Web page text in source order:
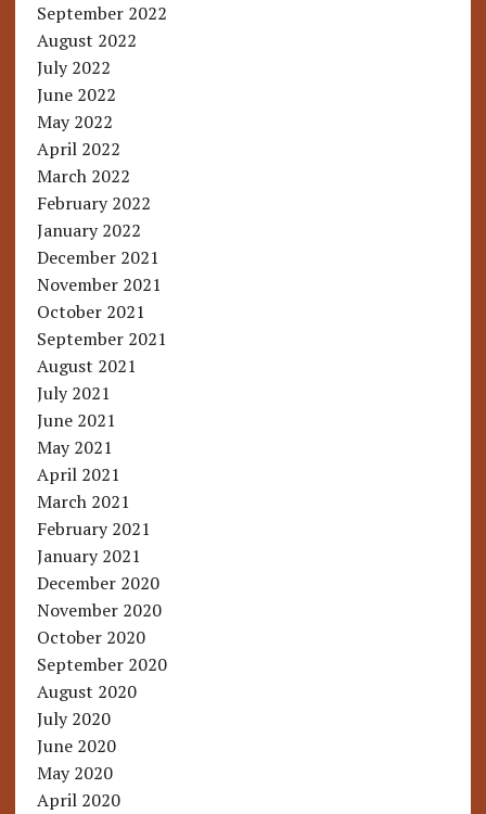
September 2022
August 2022
July 2022
June 2022
May 2022
April 2022
March 2022
February 2022
January 2022
December 2021
November 2021
October 2021
September 2021
August 2021
July 2021
June 2021
May 2021
April 2021
March 2021
February 2021
January 2021
December 2020
November 2020
October 2020
September 2020
August 2020
July 2020
June 2020
May 2020
April 2020